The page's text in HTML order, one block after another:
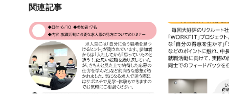
関連記事